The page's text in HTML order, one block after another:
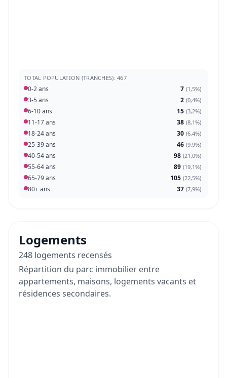
TOTAL POPULATION (TRANCHES): 467
0-2 ans 7 (1,5%)
3-5 ans 2 (0,4%)
6-10 ans 15 (3,2%)
11-17 ans 38 (8,1%)
18-24 ans 30 (6,4%)
25-39 ans 46 (9,9%)
40-54 ans 98 (21,0%)
55-64 ans 89 (19,1%)
65-79 ans 105 (22,5%)
80+ ans 37 (7,9%)
Logements
248 logements recensés
Répartition du parc immobilier entre
appartements, maisons, logements vacants et
résidences secondaires.